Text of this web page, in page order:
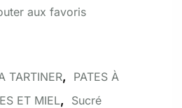
aux favoris
TARTINER,
PATES À
ET MIEL, Sucré